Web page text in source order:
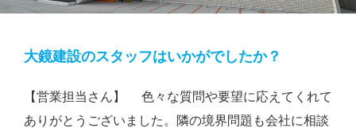
大鏡建設のスタッフはいかがでしたか？
【営業担当さん】 色々な質問や要望に応えてくれて
ありがとうございました。隣の境界問題も会社に相談